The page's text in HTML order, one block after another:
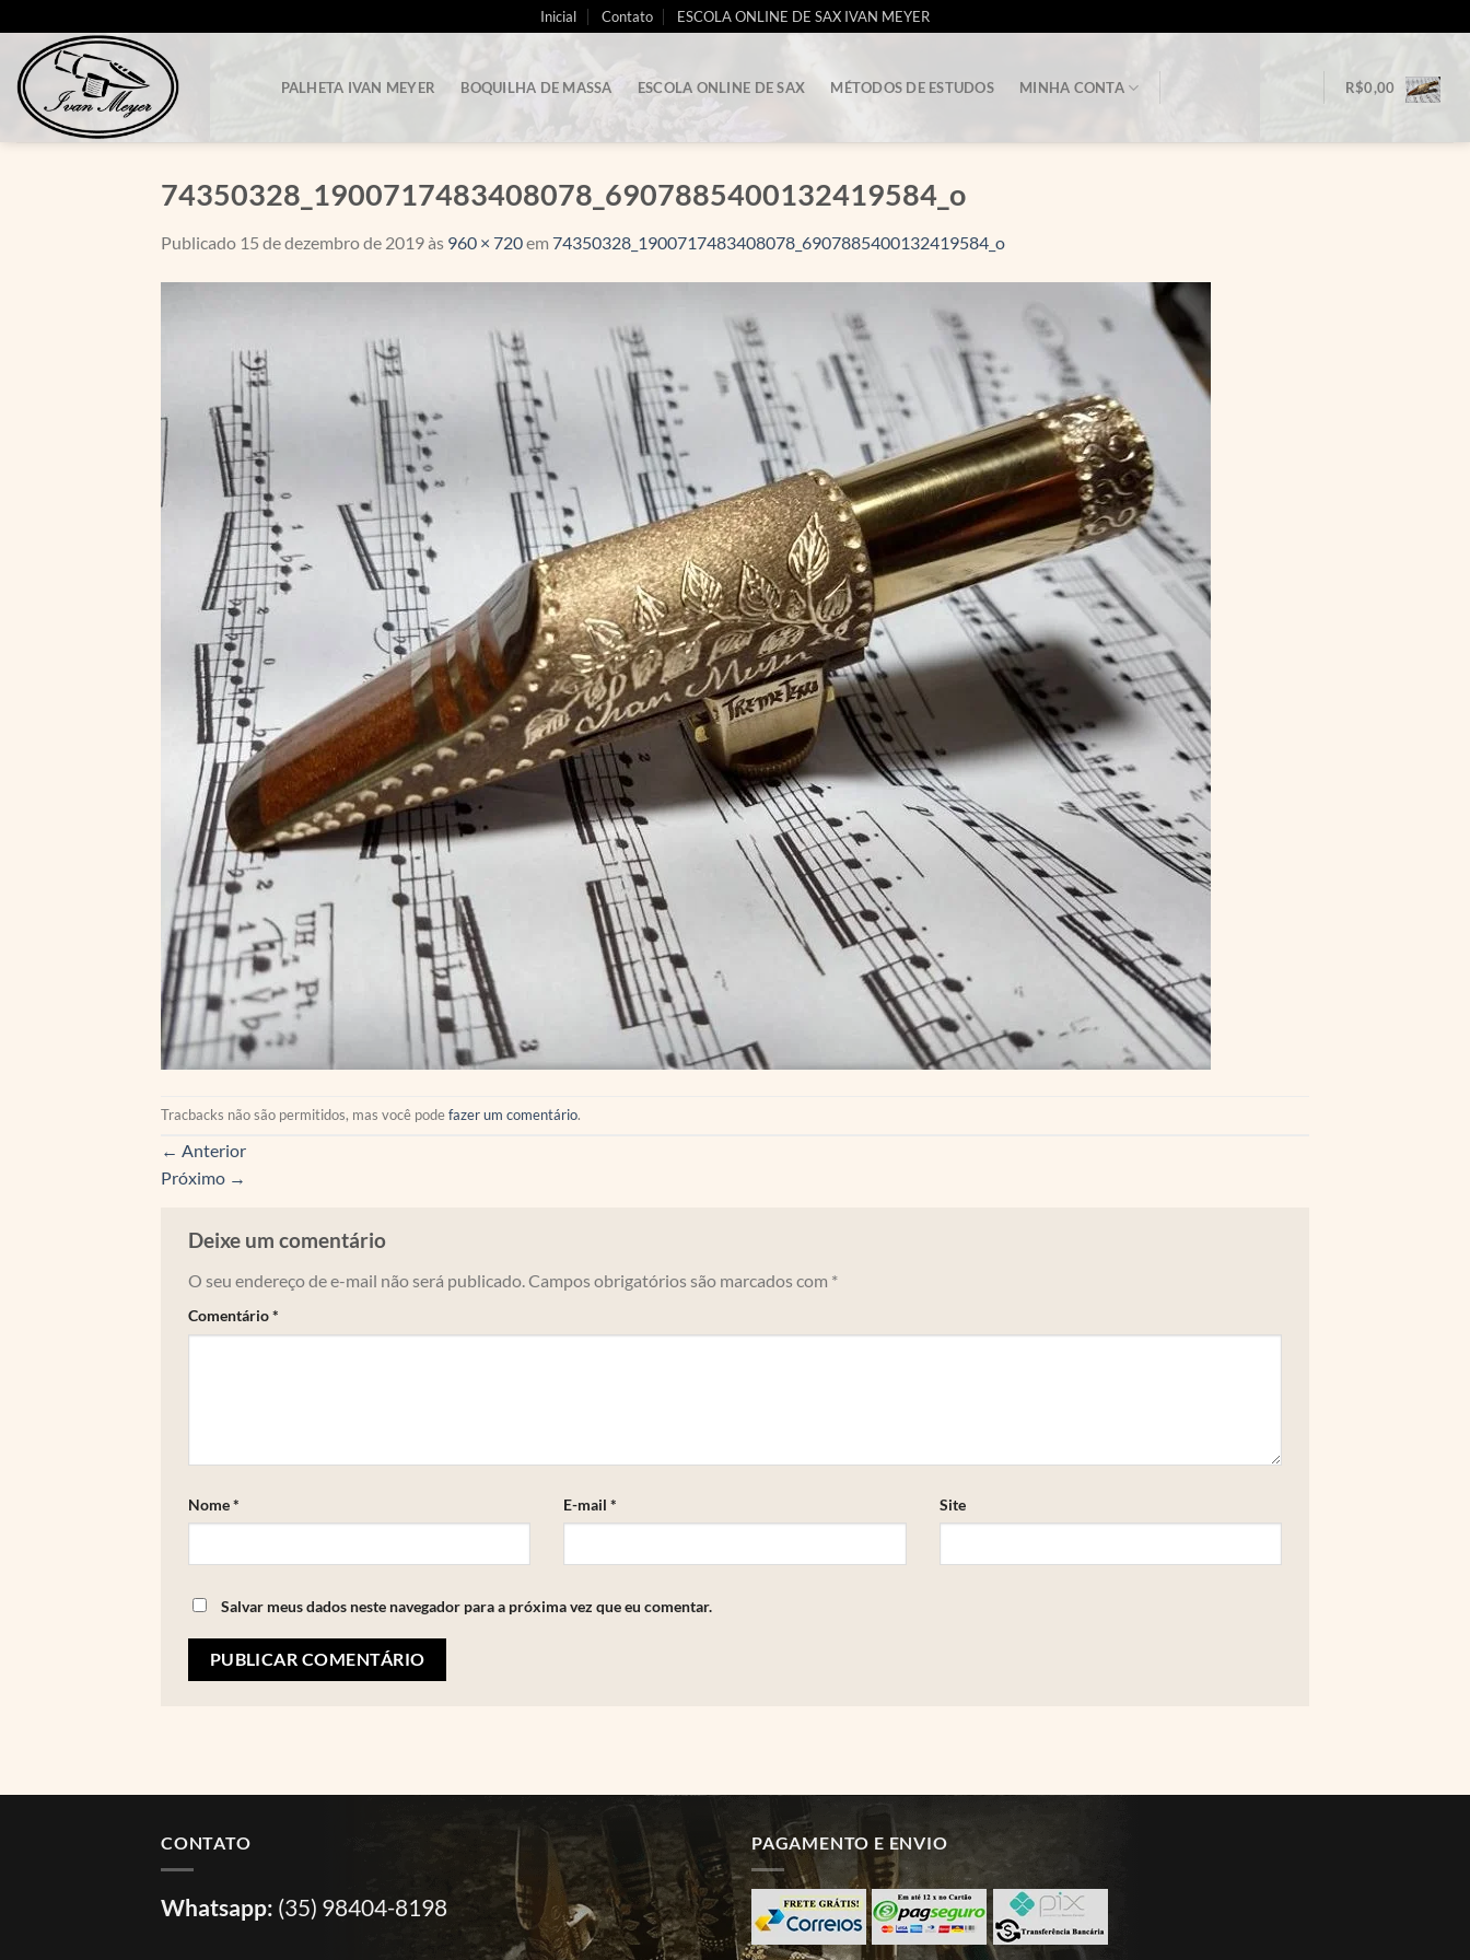
to
content
Inicial Contato ESCOLA ONLINE DE SAX IVAN MEYER
PALHETA IVAN MEYER BOQUILHA DE MASSA ESCOLA ONLINE DE SAX MÉTODOS DE ESTUDOS MINHA CONTA R$0,00
74350328_1900717483408078_6907885400132419584_o
Publicado 15 de dezembro de 2019às 960 × 720em 74350328_1900717483408078_6907885400132419584_o
Tracbacks não são permitidos, mas você podefazer um comentário.
← Anterior
Próximo →
Deixe um comentário
O seu endereço de e-mail não será publicado.Campos obrigatórios são marcados com *
Comentário*
Nome* E-mail* Site
Salvar meus dados neste navegador para a próxima vez que eu comentar.
CONTATO
Whatsapp: (35) 98404-8198
PAGAMENTO E ENVIO